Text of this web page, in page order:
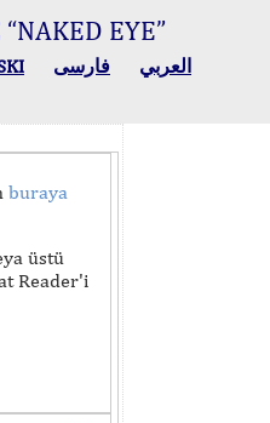
EYE”
العربي فارسی
buraya
üstü
Reader'i